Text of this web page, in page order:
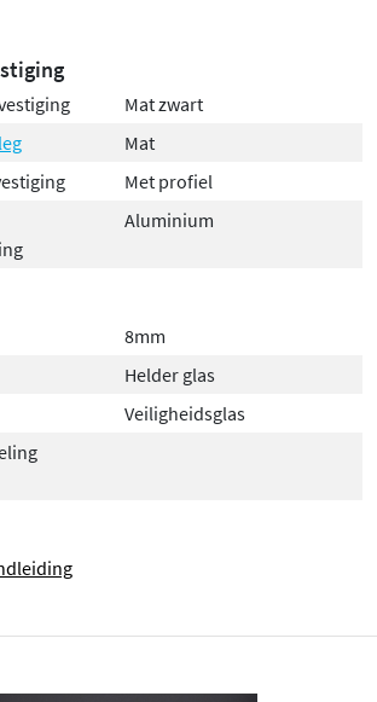
Mat zwart
Mat
Met profiel
Aluminium
8mm
Helder glas
Veiligheidsglas